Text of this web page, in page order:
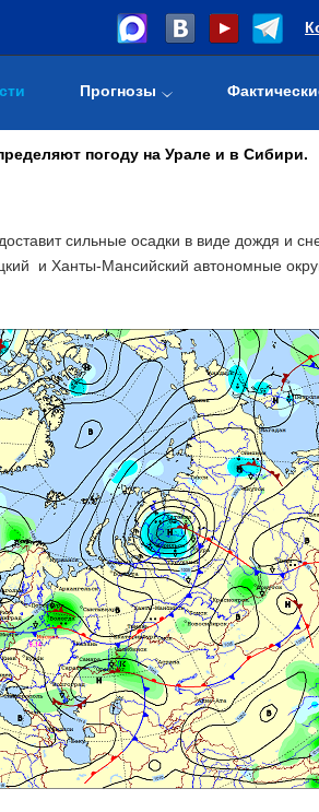
Прогнозы
погоду на Урале и в Сибири.
сильные осадки в виде дождя и
и Ханты-Мансийский автономные